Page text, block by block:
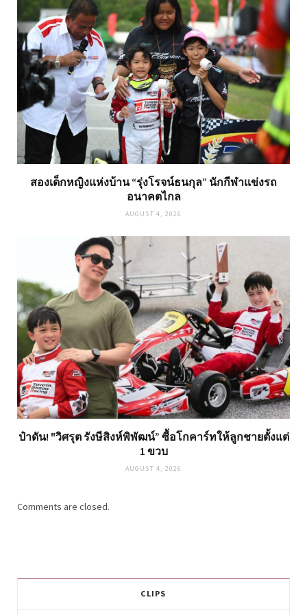
สองเด็กหญิงแห่งบ้าน “รุ่งโรจน์ธนกุล” นักกีฬาแข่งรถ
อนาคตไกล
AUGUST 4, 2026
ป๋าดัน! "วิศรุต รังษีสิงห์พิพัฒน์” ซื้อโกคาร์ทให้ลูกชายตั้งแต่
1 ขวบ
AUGUST 4, 2026
Comments are closed.
CLIPS